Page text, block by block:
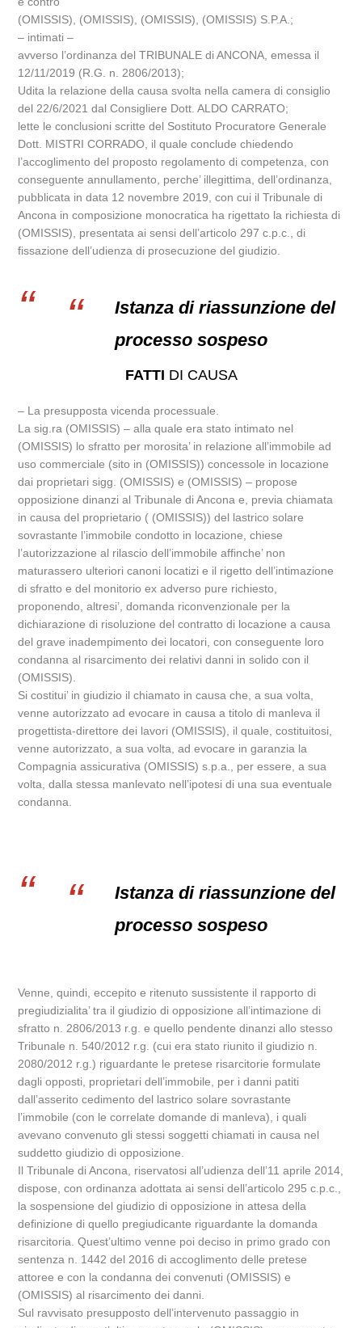
(OMISSIS), (OMISSIS), (OMISSIS), (OMISSIS) S.P.A.;
– intimati –
avverso l’ordinanza del TRIBUNALE di ANCONA, emessa il
12/11/2019 (R.G. n. 2806/2013);
Udita la relazione della causa svolta nella camera di consiglio
del 22/6/2021 dal Consigliere Dott. ALDO CARRATO;
lette le conclusioni scritte del Sostituto Procuratore Generale
Dott. MISTRI CORRADO, il quale conclude chiedendo
l’accoglimento del proposto regolamento di competenza, con
conseguente annullamento, perche’ illegittima, dell’ordinanza,
pubblicata in data 12 novembre 2019, con cui il Tribunale di
Ancona in composizione monocratica ha rigettato la richiesta di
(OMISSIS), presentata ai sensi dell’articolo 297 c.p.c., di
fissazione dell’udienza di prosecuzione del giudizio.
Istanza di riassunzione del
processo sospeso
FATTI DI CAUSA
– La presupposta vicenda processuale.
La sig.ra (OMISSIS) – alla quale era stato intimato nel
(OMISSIS) lo sfratto per morosita’ in relazione all’immobile ad
uso commerciale (sito in (OMISSIS)) concessole in locazione
dai proprietari sigg. (OMISSIS) e (OMISSIS) – propose
opposizione dinanzi al Tribunale di Ancona e, previa chiamata
in causa del proprietario ( (OMISSIS)) del lastrico solare
sovrastante l’immobile condotto in locazione, chiese
l’autorizzazione al rilascio dell’immobile affinche’ non
maturassero ulteriori canoni locatizi e il rigetto dell’intimazione
di sfratto e del monitorio ex adverso pure richiesto,
proponendo, altresi’, domanda riconvenzionale per la
dichiarazione di risoluzione del contratto di locazione a causa
del grave inadempimento dei locatori, con conseguente loro
condanna al risarcimento dei relativi danni in solido con il
(OMISSIS).
Si costitui’ in giudizio il chiamato in causa che, a sua volta,
venne autorizzato ad evocare in causa a titolo di manleva il
progettista-direttore dei lavori (OMISSIS), il quale, costituitosi,
venne autorizzato, a sua volta, ad evocare in garanzia la
Compagnia assicurativa (OMISSIS) s.p.a., per essere, a sua
volta, dalla stessa manlevato nell’ipotesi di una sua eventuale
condanna.
Istanza di riassunzione del
processo sospeso
Venne, quindi, eccepito e ritenuto sussistente il rapporto di
pregiudizialita’ tra il giudizio di opposizione all’intimazione di
sfratto n. 2806/2013 r.g. e quello pendente dinanzi allo stesso
Tribunale n. 540/2012 r.g. (cui era stato riunito il giudizio n.
2080/2012 r.g.) riguardante le pretese risarcitorie formulate
dagli opposti, proprietari dell’immobile, per i danni patiti
dall’asserito cedimento del lastrico solare sovrastante
l’immobile (con le correlate domande di manleva), i quali
avevano convenuto gli stessi soggetti chiamati in causa nel
suddetto giudizio di opposizione.
Il Tribunale di Ancona, riservatosi all’udienza dell’11 aprile 2014,
dispose, con ordinanza adottata ai sensi dell’articolo 295 c.p.c.,
la sospensione del giudizio di opposizione in attesa della
definizione di quello pregiudicante riguardante la domanda
risarcitoria. Quest’ultimo venne poi deciso in primo grado con
sentenza n. 1442 del 2016 di accoglimento delle pretese
attoree e con la condanna dei convenuti (OMISSIS) e
(OMISSIS) al risarcimento dei danni.
Sul ravvisato presupposto dell’intervenuto passaggio in